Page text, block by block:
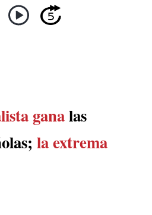
ganalas
la extrema